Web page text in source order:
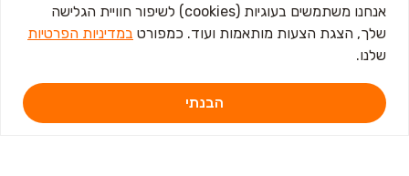
כתבות ומדריכים
אנחנו משתמשים בעוגיות (cookies) לשיפור חוויית הגלישה
שלך, הצגת הצעות מותאמות ועוד. כמפורט במדיניות הפרטיות
שלנו.
הבנתי